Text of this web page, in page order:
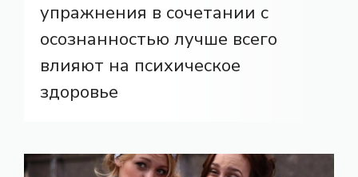
упражнения в сочетании с
осознанностью лучше всего
влияют на психическое
здоровье